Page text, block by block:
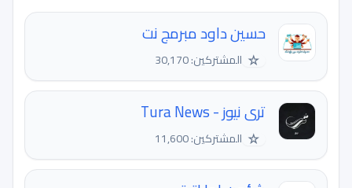
حسين داود مبرمج نت
☆ المشتركين: 30,170
ترى نيوز - Tura News
☆ المشتركين: 11,600